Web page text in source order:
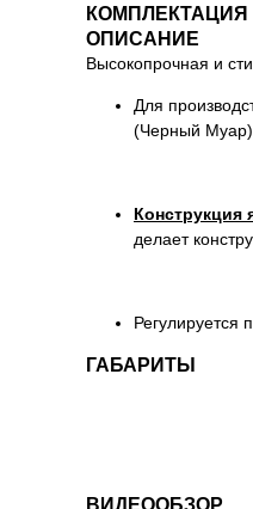
КОМПЛЕКТАЦИЯ
ОПИСАНИЕ
Высокопрочная и
Для
(Черный Муар),
делает
Регулируется
ГАБАРИТЫ
ВИДЕООБЗОР